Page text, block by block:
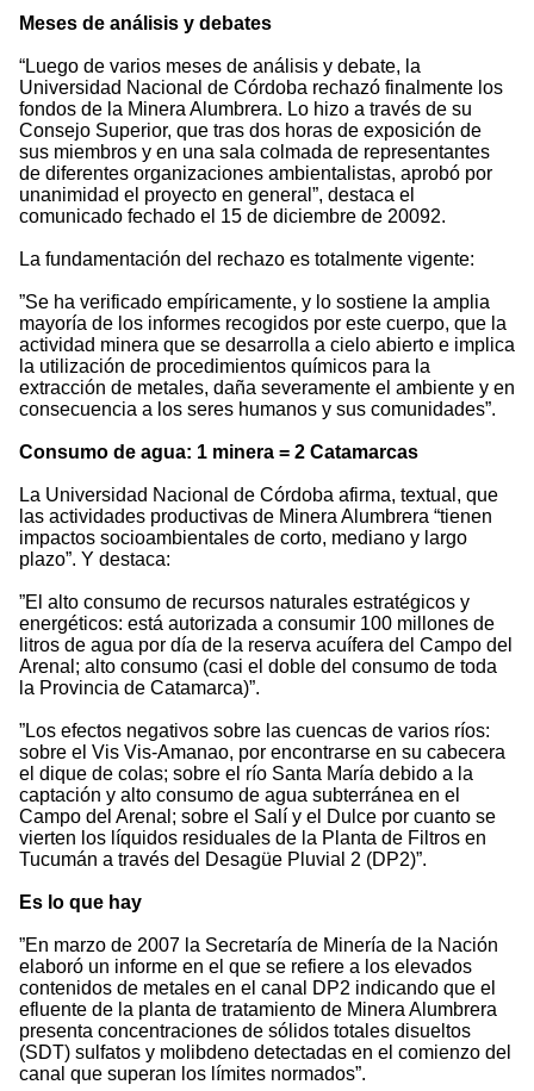
Meses de análisis y debates
“Luego de varios meses de análisis y debate, la
Universidad Nacional de Córdoba rechazó finalmente los
fondos de la Minera Alumbrera. Lo hizo a través de su
Consejo Superior, que tras dos horas de exposición de
sus miembros y en una sala colmada de representantes
de diferentes organizaciones ambientalistas, aprobó por
unanimidad el proyecto en general”, destaca el
comunicado fechado el 15 de diciembre de 20092.
La fundamentación del rechazo es totalmente vigente:
”Se ha verificado empíricamente, y lo sostiene la amplia
mayoría de los informes recogidos por este cuerpo, que la
actividad minera que se desarrolla a cielo abierto e implica
la utilización de procedimientos químicos para la
extracción de metales, daña severamente el ambiente y en
consecuencia a los seres humanos y sus comunidades”.
Consumo de agua: 1 minera = 2 Catamarcas
La Universidad Nacional de Córdoba afirma, textual, que
las actividades productivas de Minera Alumbrera “tienen
impactos socioambientales de corto, mediano y largo
plazo”. Y destaca:
”El alto consumo de recursos naturales estratégicos y
energéticos: está autorizada a consumir 100 millones de
litros de agua por día de la reserva acuífera del Campo del
Arenal; alto consumo (casi el doble del consumo de toda
la Provincia de Catamarca)”.
”Los efectos negativos sobre las cuencas de varios ríos:
sobre el Vis Vis-Amanao, por encontrarse en su cabecera
el dique de colas; sobre el río Santa María debido a la
captación y alto consumo de agua subterránea en el
Campo del Arenal; sobre el Salí y el Dulce por cuanto se
vierten los líquidos residuales de la Planta de Filtros en
Tucumán a través del Desagüe Pluvial 2 (DP2)”.
Es lo que hay
”En marzo de 2007 la Secretaría de Minería de la Nación
elaboró un informe en el que se refiere a los elevados
contenidos de metales en el canal DP2 indicando que el
efluente de la planta de tratamiento de Minera Alumbrera
presenta concentraciones de sólidos totales disueltos
(SDT) sulfatos y molibdeno detectadas en el comienzo del
canal que superan los límites normados”.